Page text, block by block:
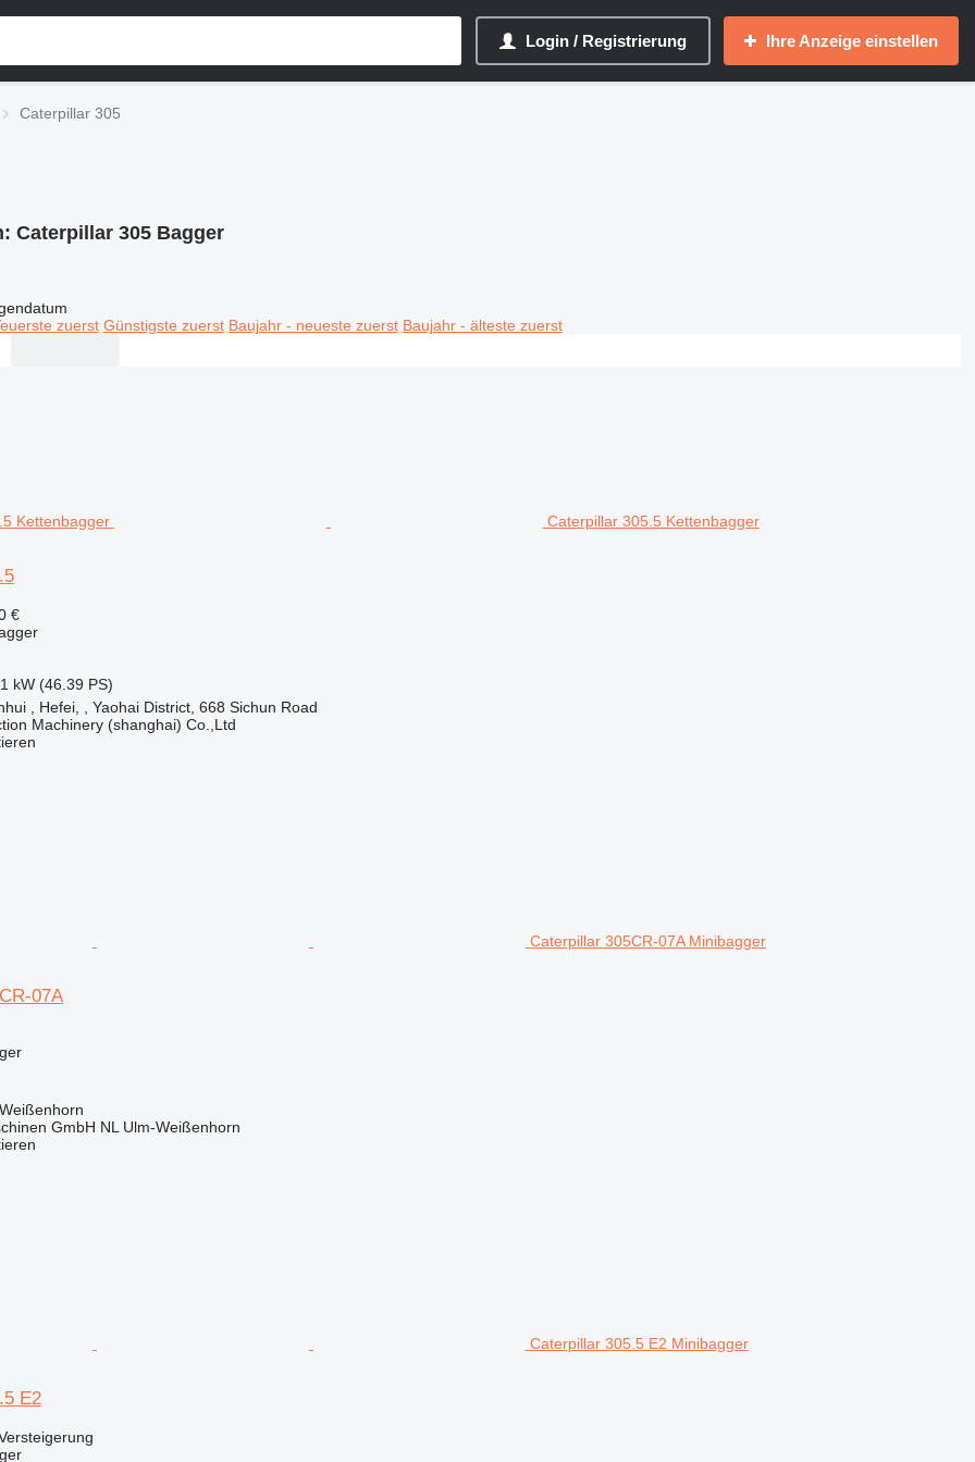
Login / Registrierung Ihre Anzeige einstellen
Caterpillar 305
Caterpillar 305 Bagger
zuerst Günstigste zuerst Baujahr - neueste zuerst Baujahr - älteste zuerst
Caterpillar 305.5 Kettenbagger
€
kW (46.39 PS)
, Hefei, , Yaohai District, 668 Sichun Road
Machinery (shanghai) Co.,Ltd
Caterpillar 305CR-07A Minibagger
07A
GmbH NL Ulm-Weißenhorn
Caterpillar 305.5 E2 Minibagger
E2